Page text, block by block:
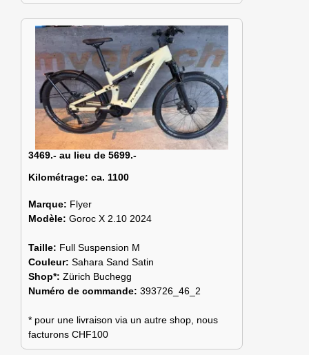
3469.- au lieu de 5699.-
Kilométrage: ca. 1100
Marque: Flyer
Modèle: Goroc X 2.10 2024
Taille: Full Suspension M
Couleur: Sahara Sand Satin
Shop*: Zürich Buchegg
Numéro de commande: 393726_46_2
* pour une livraison via un autre shop, nous
facturons CHF100